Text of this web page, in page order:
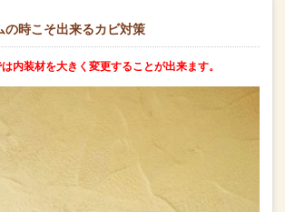
の時こそ出来るカビ対策
内装材を大きく変更することが出来ます。